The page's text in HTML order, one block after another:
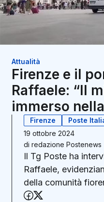
Attualità
Firenze e il
Raffaele: “Il
immerso
Firenze
Poste
19 ottobre 2024
di redazione Postenews
Il Tg Poste ha
Raffaele,
della comunità
Condividi su